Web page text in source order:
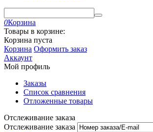
0Корзина
Товары в корзине:
Корзина пуста
Корзина Оформить заказ
Аккаунт
Мой профиль
Заказы
Список сравнения
Отложенные товары
Отслеживание заказа
Отслеживание заказа